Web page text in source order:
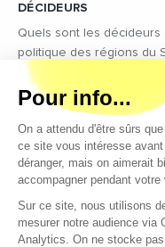
DÉCIDEURS
Quels sont les décideurs
politique des régions du
Copyright © 2026 -
Qui sommes-nous ?
Contact